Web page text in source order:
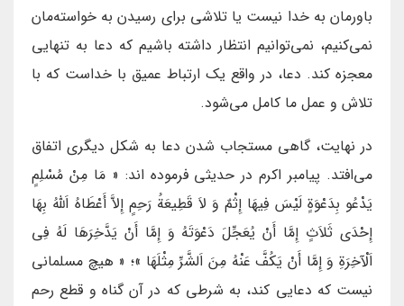
باورمان به خدا نیست یا تلاشی برای رسیدن به خواسته‌مان
نمی‌کنیم، نمی‌توانیم انتظار داشته باشیم که دعا به تنهایی
معجزه کند. دعا، در واقع یک ارتباط عمیق با خداست که با
تلاش و عمل ما کامل می‌شود.
در نهایت، گاهی مستجاب شدن دعا به شکل دیگری اتفاق
می‌افتد. پیامبر اکرم در حدیثی فرموده اند: « مَا مِنْ مُسْلِمٍ
يَدْعُو بِدَعْوَةٍ لَيْسَ فِيهَا إِثْمٌ وَ لاَ قَطِيعَةُ رَحِمٍ إِلاَّ أَعْطَاهُ اَللَّهُ بِهَا
إِحْدَى ثَلاَثٍ إِمَّا أَنْ يُعَجِّلَ دَعْوَتَهُ وَ إِمَّا أَنْ يَدَّخِرَهَا لَهُ فِي
اَلْآخِرَةِ وَ إِمَّا أَنْ يَكُفَّ عَنْهُ مِنَ اَلشَّرِّ مِثْلَهَا »؛ « هیچ مسلمانی
نیست که دعایی کند، به شرطی که در آن گناه و قطع رحم